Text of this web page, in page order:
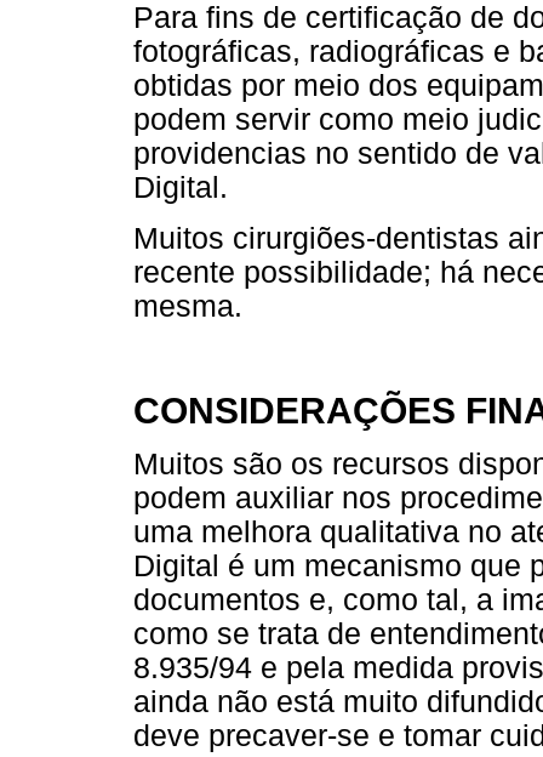
Para fins de certificação de
fotográficas, radiográficas e
obtidas por meio dos
podem servir como meio
providencias no sentido de
Digital.
Muitos cirurgiões-dentistas
recente possibilidade; há
mesma.
CONSIDERAÇÕES
Muitos são os recursos
podem auxiliar nos
uma melhora qualitativa no
Digital é um mecanismo que
documentos e, como tal, a
como se trata de
8.935/94 e pela medida
ainda não está muito
deve precaver-se e tomar